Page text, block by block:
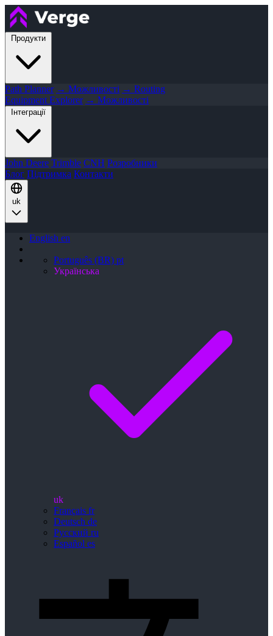
Продукти
Path Planner → Можливості → Routing
Equipment Explorer → Можливості
Інтеграції
John Deere Trimble CNH Розробники
Блог Підтримка Контакти
uk
English en
Português (BR) pt
Українська
uk
Français fr
Deutsch de
Русский ru
Español es